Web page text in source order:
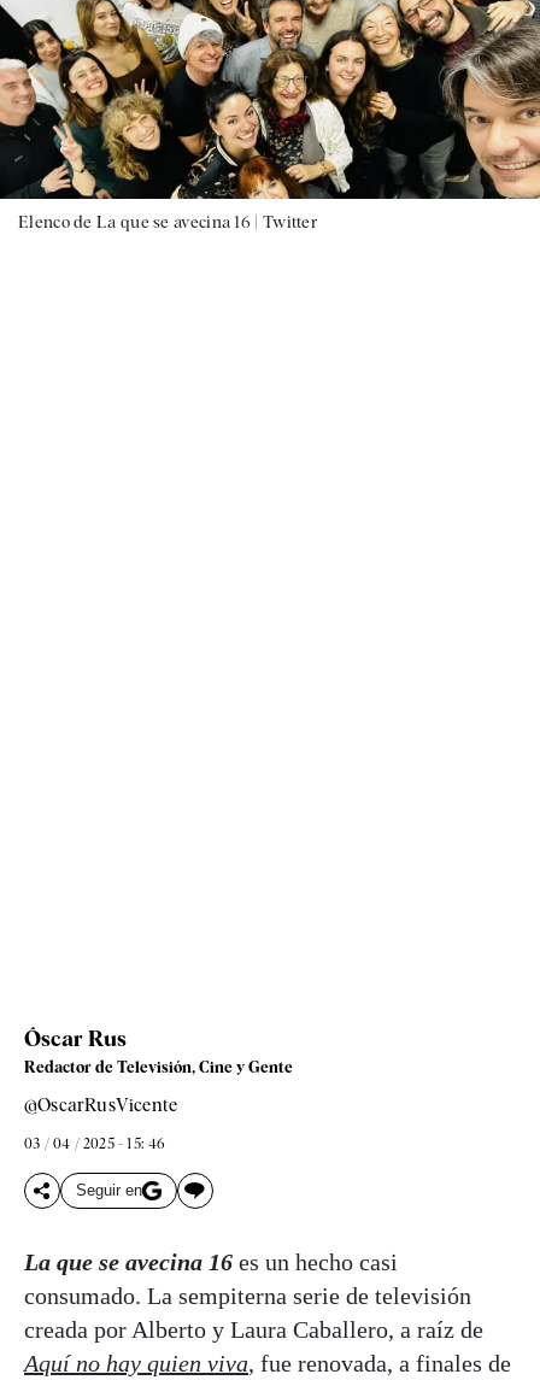
Elenco de La que se avecina 16 | Twitter
Óscar Rus
Redactor de Televisión, Cine y Gente
@OscarRusVicente
03 / 04 / 2025 - 15: 46
Seguir en
La que se avecina 16 es un hecho casi
consumado. La sempiterna serie de televisión
creada por Alberto y Laura Caballero, a raíz de
Aquí no hay quien viva, fue renovada, a finales de